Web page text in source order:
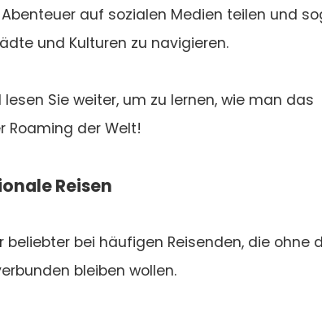
auf sozialen Medien teilen und
und Kulturen zu navigieren.
Sie weiter, um zu lernen, wie man das
Roaming der Welt!
Reisen
bei häufigen Reisenden, die ohne
bleiben wollen.